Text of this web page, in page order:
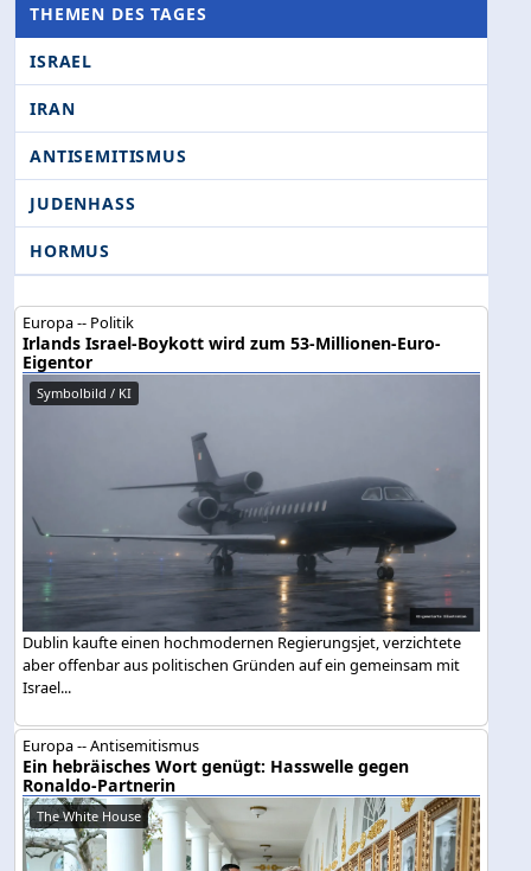
THEMEN DES TAGES
ISRAEL
IRAN
ANTISEMITISMUS
JUDENHASS
HORMUS
Europa -- Politik
Irlands Israel-Boykott wird zum 53-Millionen-Euro-
Eigentor
Symbolbild / KI
Dublin kaufte einen hochmodernen Regierungsjet, verzichtete
aber offenbar aus politischen Gründen auf ein gemeinsam mit
Israel...
Europa -- Antisemitismus
Ein hebräisches Wort genügt: Hasswelle gegen
Ronaldo-Partnerin
The White House